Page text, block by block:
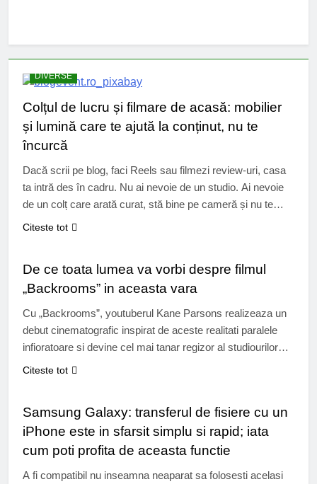
DIVERSE
Colțul de lucru și filmare de acasă: mobilier
și lumină care te ajută la conținut, nu te
încurcă
Dacă scrii pe blog, faci Reels sau filmezi review-uri, casa
ta intră des în cadru. Nu ai nevoie de un studio. Ai nevoie
de un colț care arată curat, stă bine pe cameră și nu te
obosește după două ore de editare. Mulți creatori lucrează
Citeste tot
De ce toata lumea va vorbi despre filmul
„Backrooms” in aceasta vara
Cu „Backrooms”, youtuberul Kane Parsons realizeaza un
debut cinematografic inspirat de aceste realitati paralele
infioratoare si devine cel mai tanar regizor al studiourilor
A24. Stiti ce sunt „backroom-urile”? O legenda urbana
infioratoare din care este imposibil sa…
Citeste tot
Samsung Galaxy: transferul de fisiere cu un
iPhone este in sfarsit simplu si rapid; iata
cum poti profita de aceasta functie
A fi compatibil nu inseamna neaparat sa folosesti acelasi